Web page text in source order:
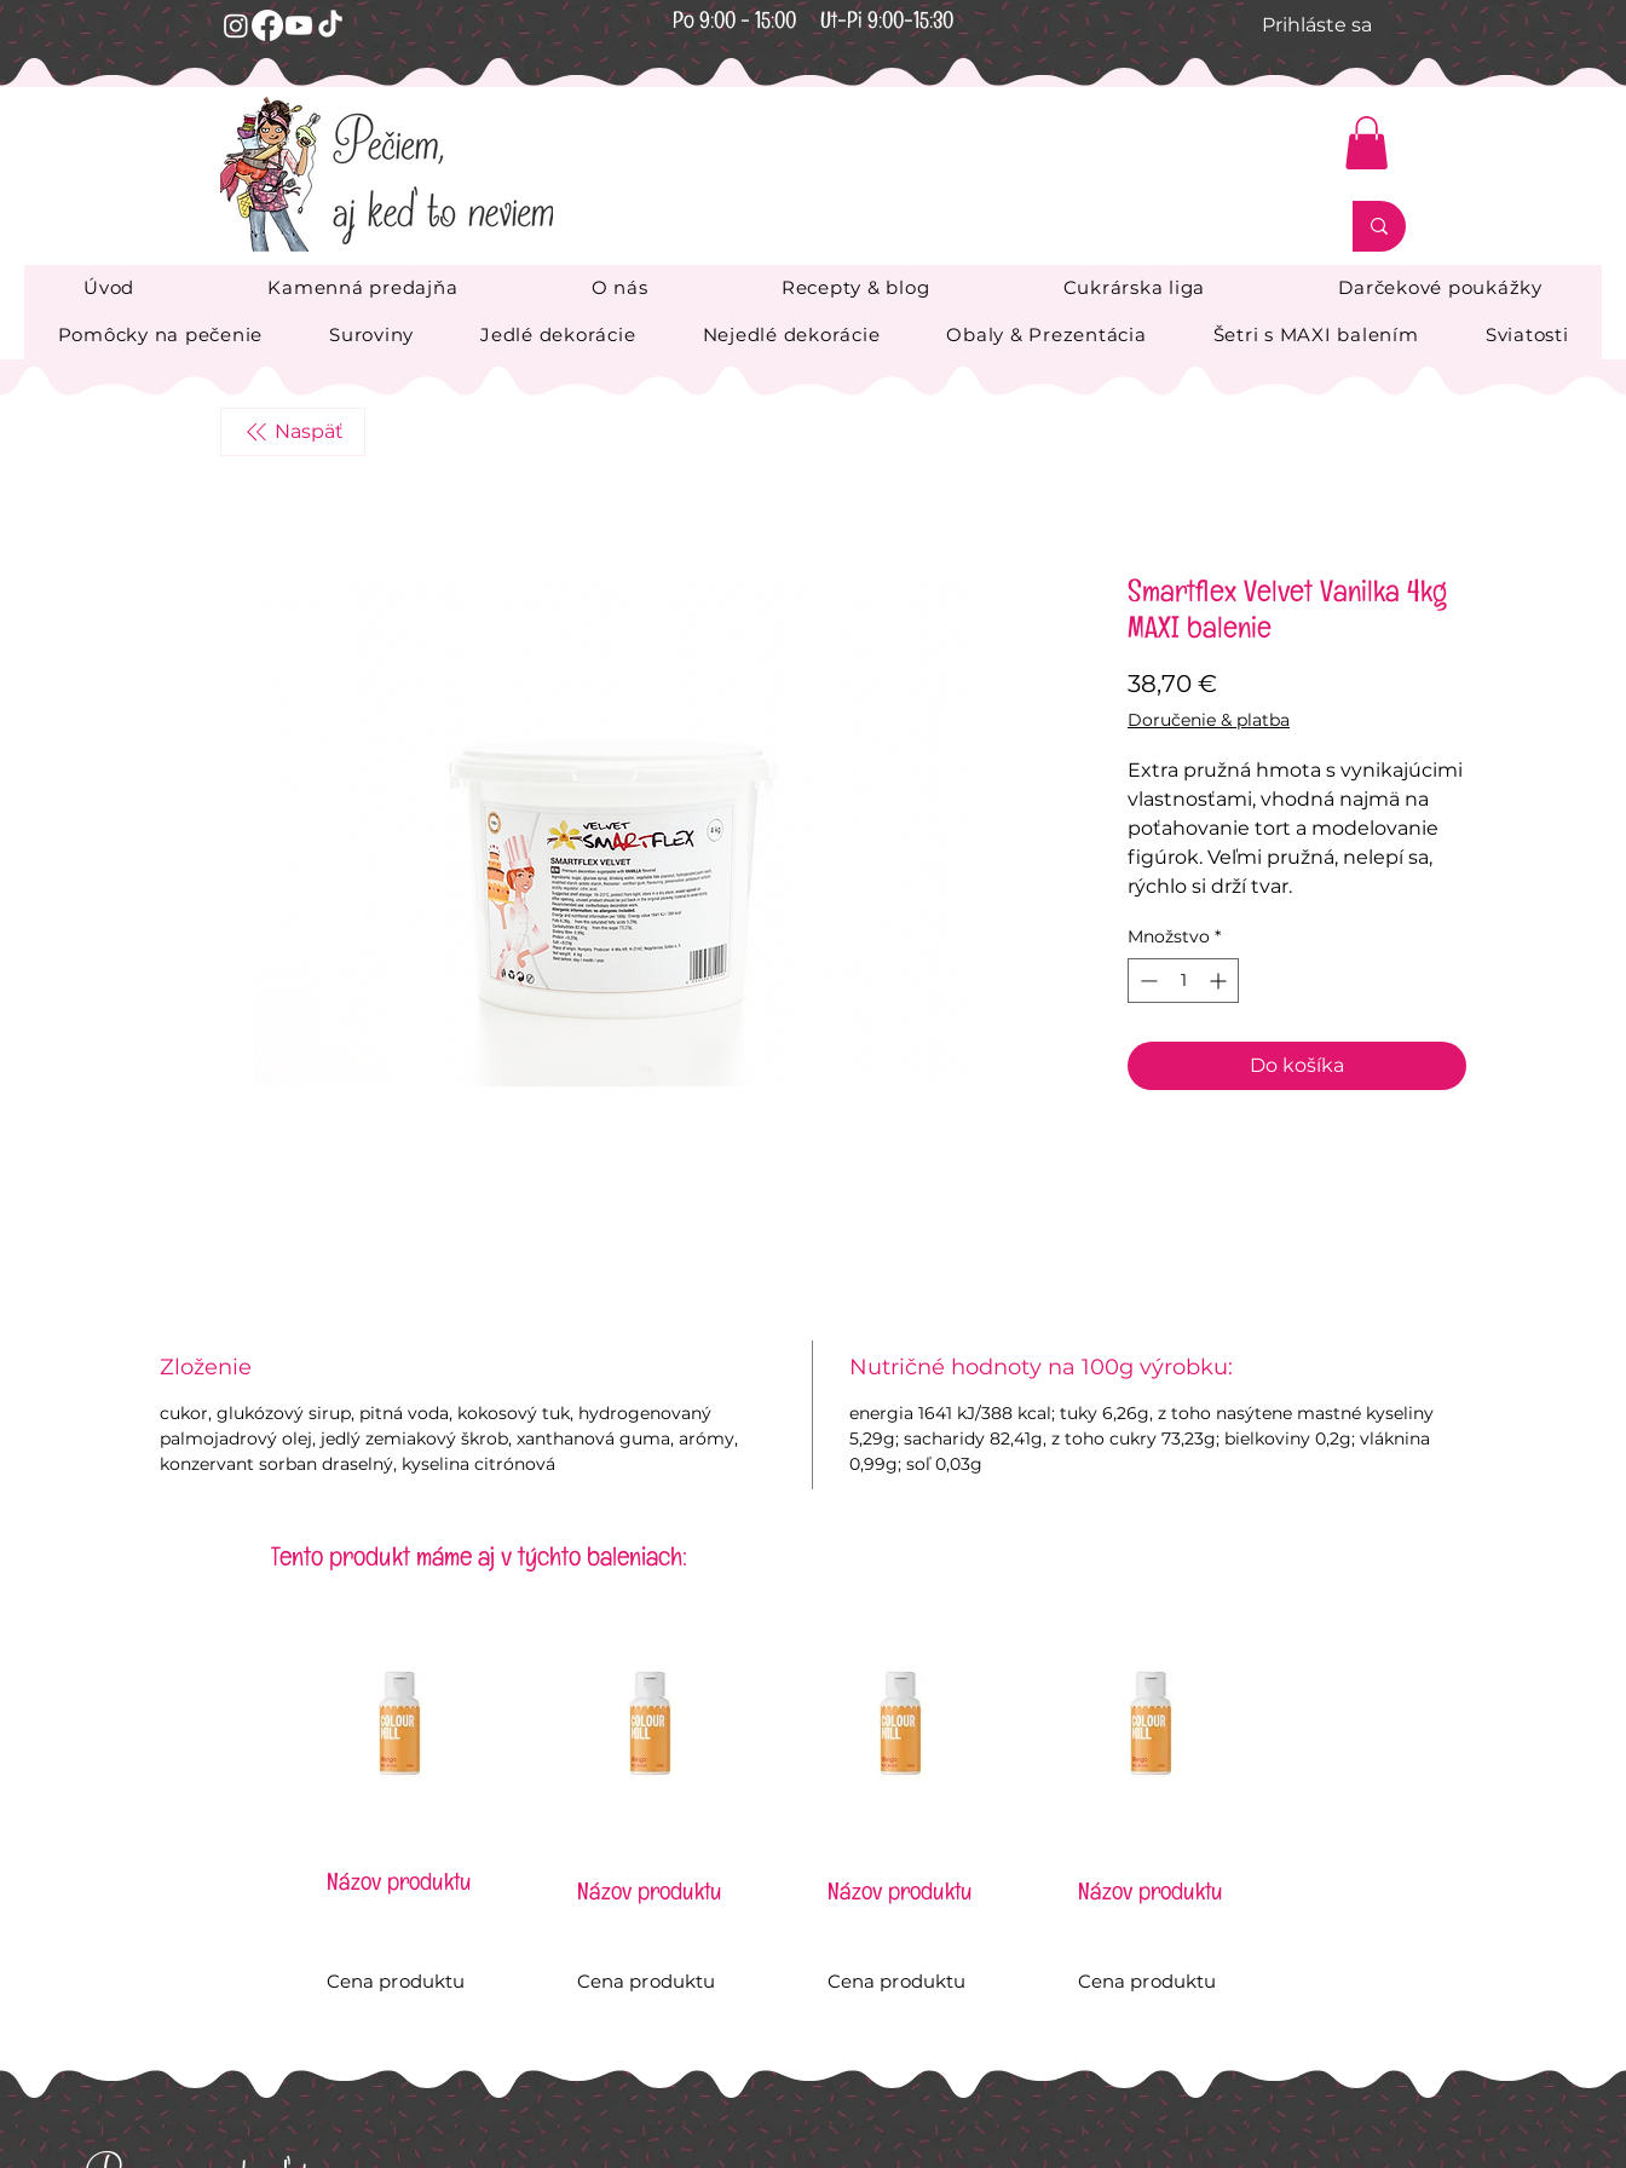
Po 9:00 - 15:00 Ut-Pi 9:00-15:30 Prihláste sa
Úvod Kamenná predajňa O nás Recepty & blog Cukrárska liga Darčekové poukážky
Pomôcky na pečenie Suroviny Jedlé dekorácie Nejedlé dekorácie Obaly & Prezentácia Šetri s MAXI balením Sviatosti
Naspäť
Smartflex Velvet Vanilka 4kg
MAXI balenie
38,70 €
Doručenie & platba
Extra pružná hmota s vynikajúcimi
vlastnosťami, vhodná najmä na
poťahovanie tort a modelovanie
figúrok. Veľmi pružná, nelepí sa,
rýchlo si drží tvar.
Množstvo *
Do košíka
Zloženie
cukor, glukózový sirup, pitná voda, kokosový tuk, hydrogenovaný
palmojadrový olej, jedlý zemiakový škrob, xanthanová guma, arómy,
konzervant sorban draselný, kyselina citrónová
Nutričné hodnoty na 100g výrobku:
energia 1641 kJ/388 kcal; tuky 6,26g, z toho nasýtene mastné kyseliny
5,29g; sacharidy 82,41g, z toho cukry 73,23g; bielkoviny 0,2g; vláknina
0,99g; soľ 0,03g
Tento produkt máme aj v týchto baleniach:
Názov produktu
Cena produktu
Názov produktu
Cena produktu
Názov produktu
Cena produktu
Názov produktu
Cena produktu